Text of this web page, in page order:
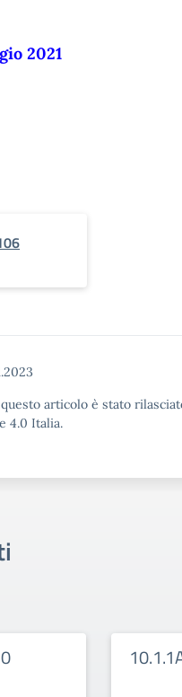
2021
articolo è stato
4.0 Italia.